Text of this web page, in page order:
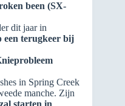
been (SX-
dit jaar in
een terugkeer bij
in Spring Creek
manche. Zijn
starten in